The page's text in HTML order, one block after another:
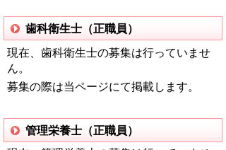
歯科衛生士（正職員）
現在、歯科衛生士の募集は行っていませ
ん。
募集の際は当ページにて掲載します。
管理栄養士（正職員）